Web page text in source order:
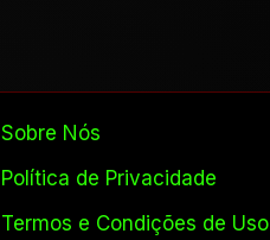
Sobre Nós
Política de Privacidade
Termos e Condições de Uso